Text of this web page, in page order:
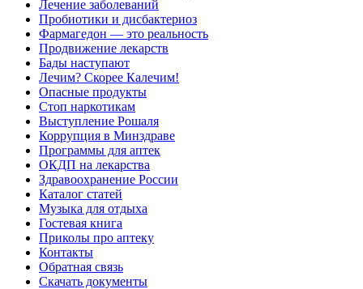
Лечение заболеваний
Пробиотики и дисбактериоз
Фармагедон — это реальность
Продвижение лекарств
Бады наступают
Лечим? Скорее Калечим!
Опасные продукты
Стоп наркотикам
Выступление Рошаля
Коррупция в Минздраве
Программы для аптек
ОКДП на лекарства
Здравоохранение России
Каталог статей
Музыка для отдыха
Гостевая книга
Приколы про аптеку
Контакты
Обратная связь
Скачать документы